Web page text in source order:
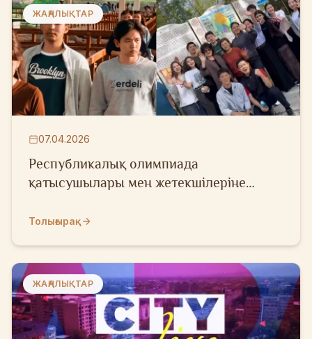
ЖАҢАЛЫҚТАР
07.04.2026
Республикалық олимпиада
қатысушылары мен жетекшілеріне
Толығырақ
ЖАҢАЛЫҚТАР